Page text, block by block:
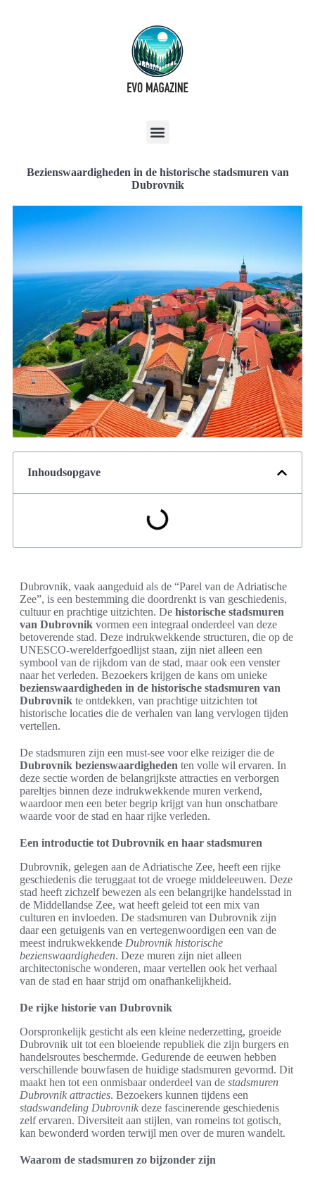
Bezienswaardigheden in de historische stadsmuren van
Dubrovnik
Inhoudsopgave
Dubrovnik, vaak aangeduid als de “Parel van de Adriatische
Zee”, is een bestemming die doordrenkt is van geschiedenis,
cultuur en prachtige uitzichten. De historische stadsmuren
van Dubrovnik vormen een integraal onderdeel van deze
betoverende stad. Deze indrukwekkende structuren, die op de
UNESCO-werelderfgoedlijst staan, zijn niet alleen een
symbool van de rijkdom van de stad, maar ook een venster
naar het verleden. Bezoekers krijgen de kans om unieke
bezienswaardigheden in de historische stadsmuren van
Dubrovnik te ontdekken, van prachtige uitzichten tot
historische locaties die de verhalen van lang vervlogen tijden
vertellen.
De stadsmuren zijn een must-see voor elke reiziger die de
Dubrovnik bezienswaardigheden ten volle wil ervaren. In
deze sectie worden de belangrijkste attracties en verborgen
pareltjes binnen deze indrukwekkende muren verkend,
waardoor men een beter begrip krijgt van hun onschatbare
waarde voor de stad en haar rijke verleden.
Een introductie tot Dubrovnik en haar stadsmuren
Dubrovnik, gelegen aan de Adriatische Zee, heeft een rijke
geschiedenis die teruggaat tot de vroege middeleeuwen. Deze
stad heeft zichzelf bewezen als een belangrijke handelsstad in
de Middellandse Zee, wat heeft geleid tot een mix van
culturen en invloeden. De stadsmuren van Dubrovnik zijn
daar een getuigenis van en vertegenwoordigen een van de
meest indrukwekkende Dubrovnik historische
bezienswaardigheden. Deze muren zijn niet alleen
architectonische wonderen, maar vertellen ook het verhaal
van de stad en haar strijd om onafhankelijkheid.
De rijke historie van Dubrovnik
Oorspronkelijk gesticht als een kleine nederzetting, groeide
Dubrovnik uit tot een bloeiende republiek die zijn burgers en
handelsroutes beschermde. Gedurende de eeuwen hebben
verschillende bouwfasen de huidige stadsmuren gevormd. Dit
maakt hen tot een onmisbaar onderdeel van de stadsmuren
Dubrovnik attracties. Bezoekers kunnen tijdens een
stadswandeling Dubrovnik deze fascinerende geschiedenis
zelf ervaren. Diversiteit aan stijlen, van romeins tot gotisch,
kan bewonderd worden terwijl men over de muren wandelt.
Waarom de stadsmuren zo bijzonder zijn